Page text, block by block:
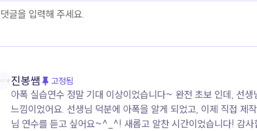
진봉쌤 고정됨
아폭 실습연수 정말 기대 이상이었습니다~ 완전 초보 인데, 선
느낌이었어요. 선생님 덕분에 아폭을 알게 되었고, 이제 직접 제
님 연수를 듣고 싶어요~^_^! 새롭고 알찬 시간이었습니다! 감사